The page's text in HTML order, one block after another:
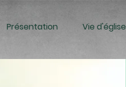
Présentation Vie d'église